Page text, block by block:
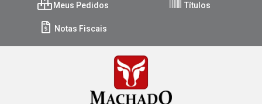
Meus Pedidos Títulos
Notas Fiscais